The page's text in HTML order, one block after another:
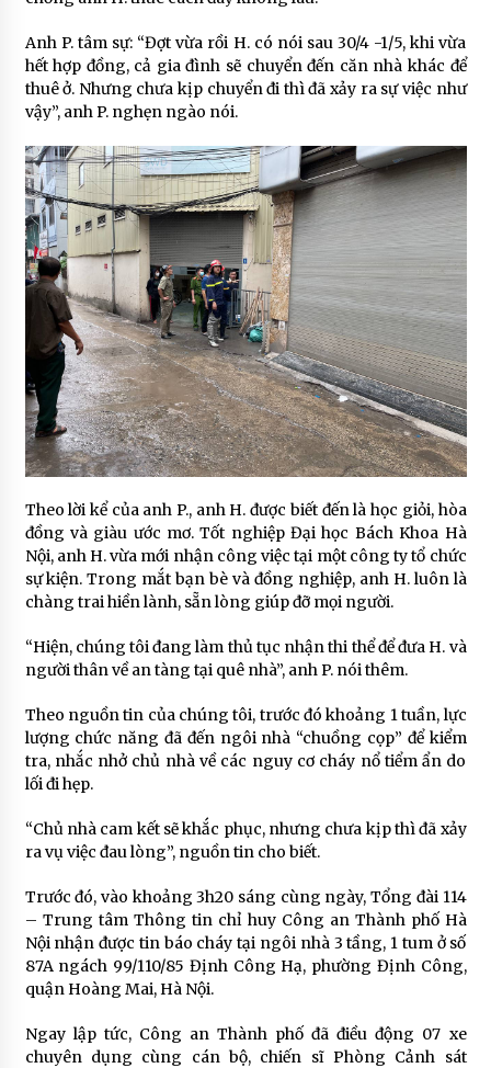
Anh P. tâm sự: “Đợt vừa rồi H. có nói sau 30/4 -1/5, khi vừa
hết hợp đồng, cả gia đình sẽ chuyển đến căn nhà khác để
thuê ở. Nhưng chưa kịp chuyển đi thì đã xảy ra sự việc như
vậy”, anh P. nghẹn ngào nói.
Theo lời kể của anh P., anh H. được biết đến là học giỏi, hòa
đồng và giàu ước mơ. Tốt nghiệp Đại học Bách Khoa Hà
Nội, anh H. vừa mới nhận công việc tại một công ty tổ chức
sự kiện. Trong mắt bạn bè và đồng nghiệp, anh H. luôn là
chàng trai hiền lành, sẵn lòng giúp đỡ mọi người.
“Hiện, chúng tôi đang làm thủ tục nhận thi thể để đưa H. và
người thân về an tàng tại quê nhà”, anh P. nói thêm.
Theo nguồn tin của chúng tôi, trước đó khoảng 1 tuần, lực
lượng chức năng đã đến ngôi nhà “chuồng cọp” để kiểm
tra, nhắc nhở chủ nhà về các nguy cơ cháy nổ tiểm ẩn do
lối đi hẹp.
“Chủ nhà cam kết sẽ khắc phục, nhưng chưa kịp thì đã xảy
ra vụ việc đau lòng”, nguồn tin cho biết.
Trước đó, vào khoảng 3h20 sáng cùng ngày, Tổng đài 114
– Trung tâm Thông tin chỉ huy Công an Thành phố Hà
Nội nhận được tin báo cháy tại ngôi nhà 3 tầng, 1 tum ở số
87A ngách 99/110/85 Định Công Hạ, phường Định Công,
quận Hoàng Mai, Hà Nội.
Ngay lập tức, Công an Thành phố đã điều động 07 xe
chuyên dụng cùng cán bộ, chiến sĩ Phòng Cảnh sát